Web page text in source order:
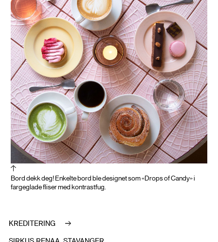
Bord dekk deg! Enkelte bord ble designet som «Drops of Candy» i
fargeglade fliser med kontrastfug.
KREDITERING